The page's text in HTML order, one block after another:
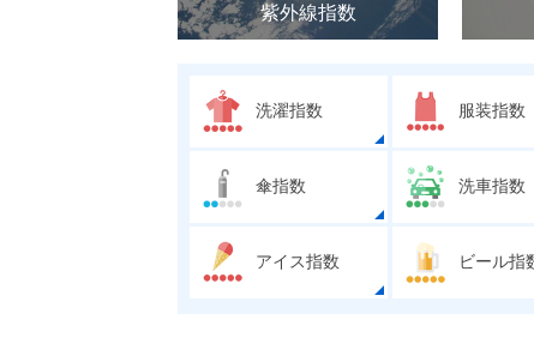
紫外線指数
洗濯指数 服装指数
傘指数 洗車指数
アイス指数 ビール指